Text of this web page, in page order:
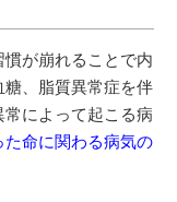
が崩れることで内
、脂質異常症を伴
によって起こる病
命に関わる病気の